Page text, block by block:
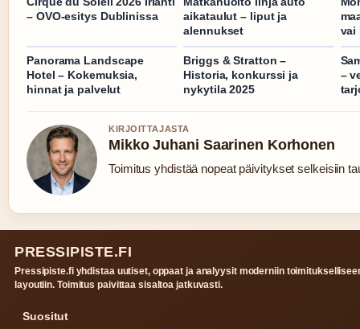
– OVO-esitys Dublinissa
aikataulut – liput ja
alennukset
vai
Panorama Landscape
Hotel – Kokemuksia,
hinnat ja palvelut
Briggs & Stratton –
Historia, konkurssi ja
nykytila 2025
–
KIRJOITTAJASTA
Mikko Juhani Saarinen Korhonen
Toimitus yhdistää nopeat päivitykset selkeisiin
PRESSIPISTE.FI
Pressipiste.fi yhdistaa uutiset, oppaat ja analyysit moderniin
layoutiin. Toimitus paivittaa sisaltoa jatkuvasti.
Suositut